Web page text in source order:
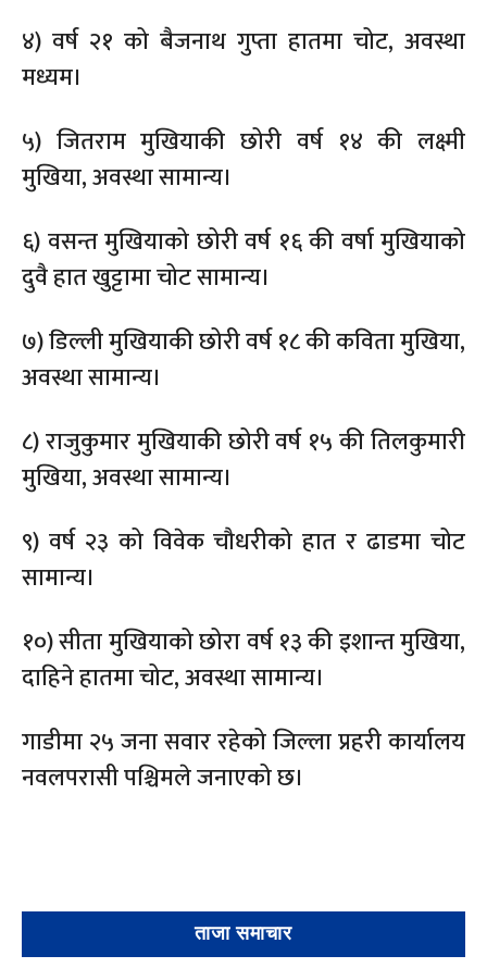
४) वर्ष २१ को बैजनाथ गुप्ता हातमा चोट, अवस्था
मध्यम।
५) जितराम मुखियाकी छोरी वर्ष १४ की लक्ष्मी
मुखिया, अवस्था सामान्य।
६) वसन्त मुखियाको छोरी वर्ष १६ की वर्षा मुखियाको
दुवै हात खुट्टामा चोट सामान्य।
७) डिल्ली मुखियाकी छोरी वर्ष १८ की कविता मुखिया,
अवस्था सामान्य।
८) राजुकुमार मुखियाकी छोरी वर्ष १५ की तिलकुमारी
मुखिया, अवस्था सामान्य।
९) वर्ष २३ को विवेक चौधरीको हात र ढाडमा चोट
सामान्य।
१०) सीता मुखियाको छोरा वर्ष १३ की इशान्त मुखिया,
दाहिने हातमा चोट, अवस्था सामान्य।
गाडीमा २५ जना सवार रहेको जिल्ला प्रहरी कार्यालय
नवलपरासी पश्चिमले जनाएको छ।
ताजा समाचार